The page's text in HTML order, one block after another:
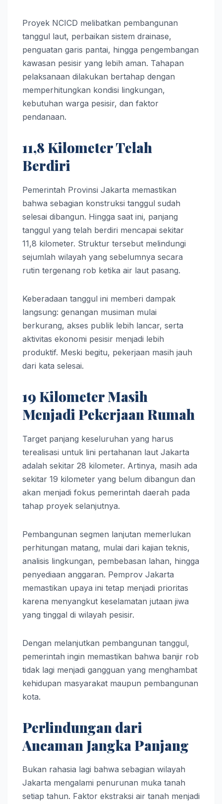
Proyek NCICD melibatkan pembangunan
tanggul laut, perbaikan sistem drainase,
penguatan garis pantai, hingga pengembangan
kawasan pesisir yang lebih aman. Tahapan
pelaksanaan dilakukan bertahap dengan
memperhitungkan kondisi lingkungan,
kebutuhan warga pesisir, dan faktor
pendanaan.
11,8 Kilometer Telah
Berdiri
Pemerintah Provinsi Jakarta memastikan
bahwa sebagian konstruksi tanggul sudah
selesai dibangun. Hingga saat ini, panjang
tanggul yang telah berdiri mencapai sekitar
11,8 kilometer. Struktur tersebut melindungi
sejumlah wilayah yang sebelumnya secara
rutin tergenang rob ketika air laut pasang.
Keberadaan tanggul ini memberi dampak
langsung: genangan musiman mulai
berkurang, akses publik lebih lancar, serta
aktivitas ekonomi pesisir menjadi lebih
produktif. Meski begitu, pekerjaan masih jauh
dari kata selesai.
19 Kilometer Masih
Menjadi Pekerjaan Rumah
Target panjang keseluruhan yang harus
terealisasi untuk lini pertahanan laut Jakarta
adalah sekitar 28 kilometer. Artinya, masih ada
sekitar 19 kilometer yang belum dibangun dan
akan menjadi fokus pemerintah daerah pada
tahap proyek selanjutnya.
Pembangunan segmen lanjutan memerlukan
perhitungan matang, mulai dari kajian teknis,
analisis lingkungan, pembebasan lahan, hingga
penyediaan anggaran. Pemprov Jakarta
memastikan upaya ini tetap menjadi prioritas
karena menyangkut keselamatan jutaan jiwa
yang tinggal di wilayah pesisir.
Dengan melanjutkan pembangunan tanggul,
pemerintah ingin memastikan bahwa banjir rob
tidak lagi menjadi gangguan yang menghambat
kehidupan masyarakat maupun pembangunan
kota.
Perlindungan dari
Ancaman Jangka Panjang
Bukan rahasia lagi bahwa sebagian wilayah
Jakarta mengalami penurunan muka tanah
setiap tahun. Faktor ekstraksi air tanah menjadi